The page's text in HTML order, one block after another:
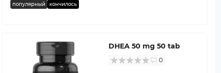
популярный кончилось
DHEA 50 mg 50 tab
0